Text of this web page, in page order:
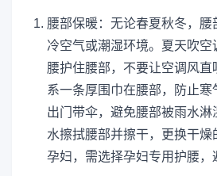
腰部保暖：无论春夏秋冬，腰
冷空气或潮湿环境。夏天吹空
腰护住腰部，不要让空调风
系一条厚围巾在腰部，防止寒
出门带伞，避免腰部被雨水淋
水擦拭腰部并擦干，更换干燥
孕妇，需选择孕妇专用护腰，